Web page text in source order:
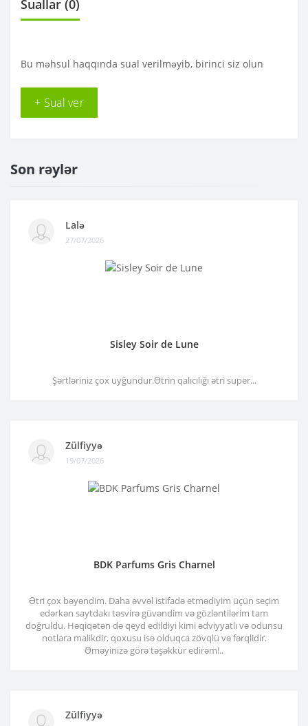
Suallar (0)
Bu məhsul haqqında sual verilməyib, birinci siz olun
+ Sual ver
Son rəylər
Lalə
27/07/2026
Sisley Soir de Lune
Şərtləriniz çox uyğundur.Ətrin qalıcılığı ətri super...
Zülfiyyə
19/07/2026
BDK Parfums Gris Charnel
Ətri çox bəyəndim. Daha əvvəl istifadə etmədiyim üçün seçim
edərkən saytdakı təsvirə güvəndim və gözləntilərim tam
doğruldu. Həqiqətən də qeyd edildiyi kimi ədviyyatlı və odunsu
notlara malikdir, qoxusu isə olduqca zövqlü və fərqlidir.
Əməyinizə görə təşəkkür edirəm!..
Zülfiyyə